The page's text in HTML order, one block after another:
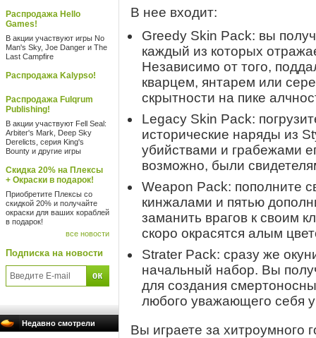
Распродажа Hello
Games!
В акции участвуют игры No
Man's Sky, Joe Danger и The
Last Campfire
Распродажа Kalypso!
Распродажа Fulqrum
Publishing!
В акции участвуют Fell Seal:
Arbiter's Mark, Deep Sky
Derelicts, серия King's
Bounty и другие игры
Скидка 20% на Плексы
+ Окраски в подарок!
Приобретите Плексы со
скидкой 20% и получайте
окраски для ваших кораблей
в подарок!
все новости
Подписка на новости
Недавно смотрели
В нее входит:
Greedy Skin Pack: вы
каждый из которых
Независимо от того,
кварцем, янтарем или
скрытности на пике
Legacy Skin Pack:
исторические наряды из
убийствами и грабежами
возможно, были
Weapon Pack: пополните
кинжалами и пятью
заманить врагов к своим
скоро окрасятся алым
Strater Pack: сразу же
начальный набор. Вы
для создания
любого уважающего себя
Вы играете за хитроумного